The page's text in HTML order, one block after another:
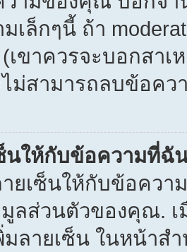
เล็กๆนี้ ถ้า
ขาควรจะบอกสา
ม่สามารถลบข้อค
นให้กับข้อความที่ฉั
ยเซ็นให้กับข้อคว
ลส่วนตัวของคุณ.
มลายเซ็น ในหน้าส